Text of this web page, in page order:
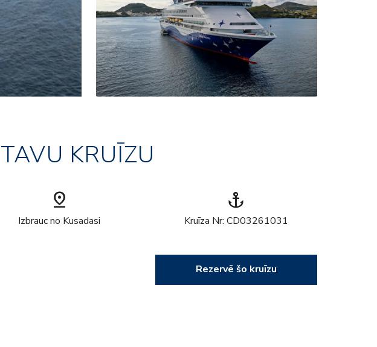
KRUĪZU
pin_drop
Izbrauc no Kusadasi
anchor
Kruīza Nr: CD03261031
Rezervē šo kruīzu